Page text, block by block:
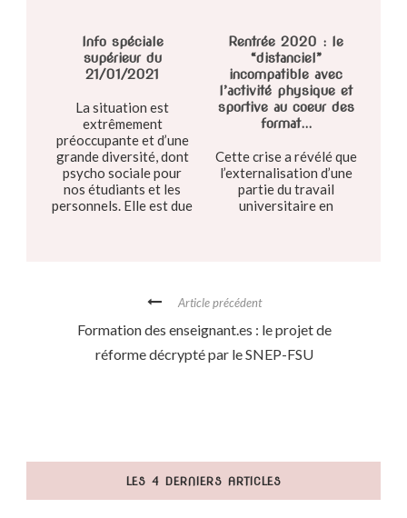
Info spéciale
supérieur du
21/01/2021
La situation est
extrêmement
préoccupante et d’une
grande diversité, dont
psycho sociale pour
nos étudiants et les
personnels. Elle est due
Rentrée 2020 : le
“distanciel”
incompatible avec
l’activité physique et
sportive au coeur des
format...
Cette crise a révélé que
l’externalisation d’une
partie du travail
universitaire en
fracture...
Article précédent
Formation des enseignant.es : le projet de
réforme décrypté par le SNEP-FSU
LES 4 DERNIERS ARTICLES